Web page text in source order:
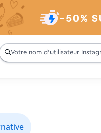
-50%
